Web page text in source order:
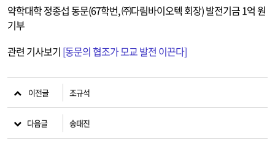
약학대학 정종섭 동문(67학번, ㈜다림바이오텍 회장) 발전기금 1억 원
기부
관련 기사보기 [동문의 협조가 모교 발전 이끈다]
이전글 조규석
다음글 송태진